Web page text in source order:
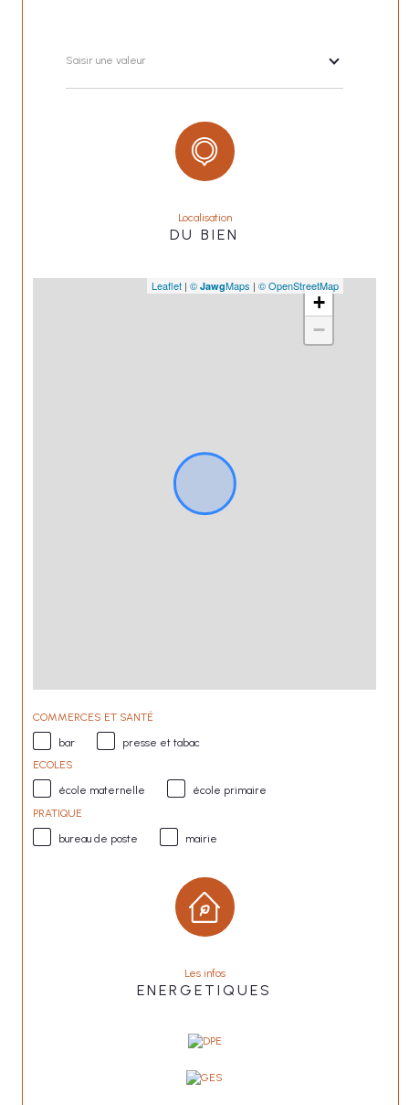
Saisir une valeur
Les infos
ENERGETIQUES
Localisation
DU BIEN
+
−
Leaflet | © JawgMaps | © OpenStreetMap
COMMERCES ET SANTÉ
bar
presse et tabac
ECOLES
école maternelle
école primaire
PRATIQUE
bureau de poste
mairie